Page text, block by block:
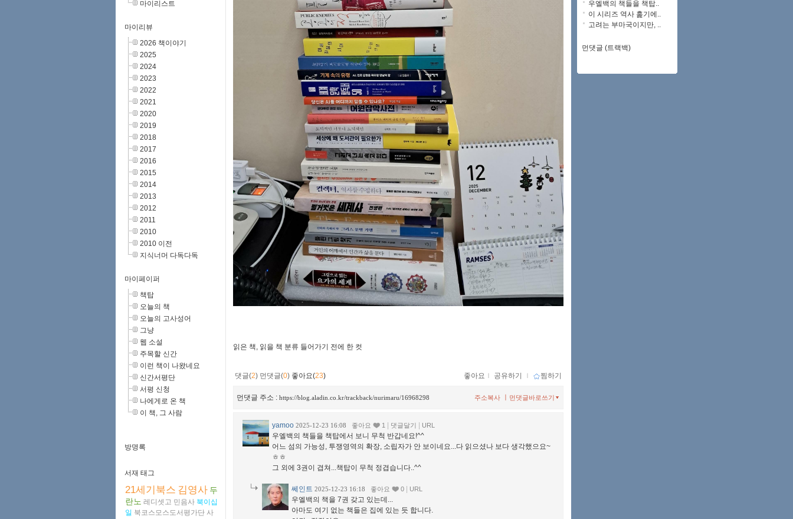
마이리스트
마이리뷰
2026 책이야기
2025
2024
2023
2022
2021
2020
2019
2018
2017
2016
2015
2014
2013
2012
2011
2010
2010 이전
지식너머 다독다독
마이페이퍼
책탑
오늘의 책
오늘의 고사성어
그냥
웹 소설
주목할 신간
이런 책이 나왔네요
신간서평단
서평 신청
나에게로 온 책
이 책, 그 사람
방명록
서재 태그
21세기북스 김영사 두
란노 레디셋고 민음사 북이십
일 북코스모스도서평가단 사
읽은 책, 읽을 책 분류 들어가기 전에 한 컷
댓글(2) 먼댓글(0) 좋아요(23) 좋아요 ｌ 공유하기 ｌ 찜하기
먼댓글 주소 : https://blog.aladin.co.kr/trackback/nurimaru/16968298 먼댓글바로쓰기
주소복사
yamoo 2025-12-23 16:08 좋아요 1 댓글달기 URL
우엘백의 책들을 책탑에서 보니 무척 반갑네요!^^
어느 섬의 가능성, 투쟁영역의 확장, 소립자가 안 보이네요...다 읽으셨나 보다 생각했으요~
ㅎㅎ
그 외에 3권이 겹쳐...책탑이 무척 정겹습니다..^^
쎄인트 2025-12-23 16:18 좋아요 0 URL
우엘백의 책을 7권 갖고 있는데...
아마도 여기 없는 책들은 집에 있는 듯 합니다.
우엘백의 책들을 책탑..
이 시리즈 역사 훑기에..
고려는 부마국이지만, ..
먼댓글 (트랙백)